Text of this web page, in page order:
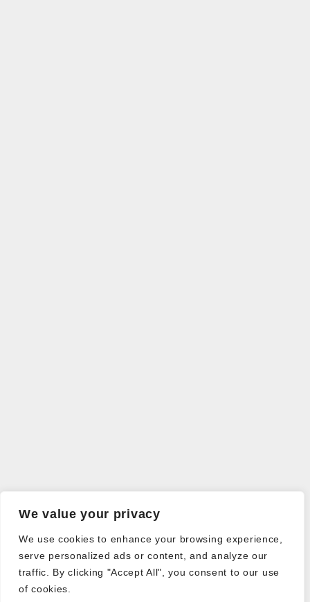
We value your privacy
We use cookies to enhance your browsing experience,
serve personalized ads or content, and analyze our
traffic. By clicking "Accept All", you consent to our use
of cookies.